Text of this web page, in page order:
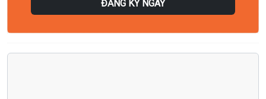
ĐĂNG KÝ NGAY